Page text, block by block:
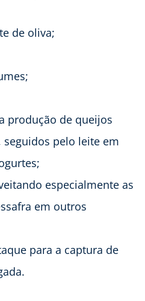
de oliva;
produção de queijos
pelo leite em
especialmente as
em outros
para a captura de